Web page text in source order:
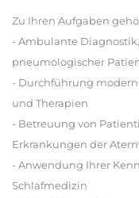
Zu Ihren Aufgaben
- Ambulante
pneumologischer
- Durchführung
und Therapien
- Betreuung von
Erkrankungen der
- Anwendung Ihrer
Schlafmedizin